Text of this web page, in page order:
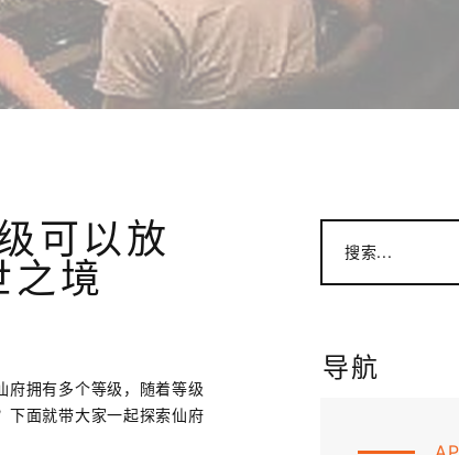
可以放
之境
府拥有多个等级，随着等级
下面就带大家一起探索仙府
搜索...
导航